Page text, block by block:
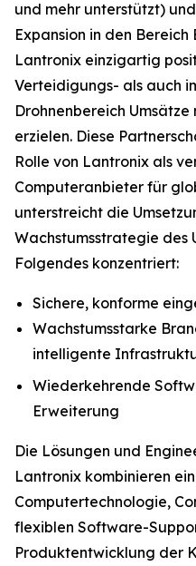
und mehr unterstützt)
Expansion in den
Lantronix einzigartig
Verteidigungs- als auch
Drohnenbereich
erzielen. Diese
Rolle von Lantronix als
Computeranbieter für
unterstreicht die
Wachstumsstrategie des
Folgendes konzentriert:
Sichere, konforme
Wachstumsstarke
intelligente
Wiederkehrende
Erweiterung
Die Lösungen und
Lantronix kombinieren
Computertechnologie,
flexiblen Software-
Produktentwicklung der